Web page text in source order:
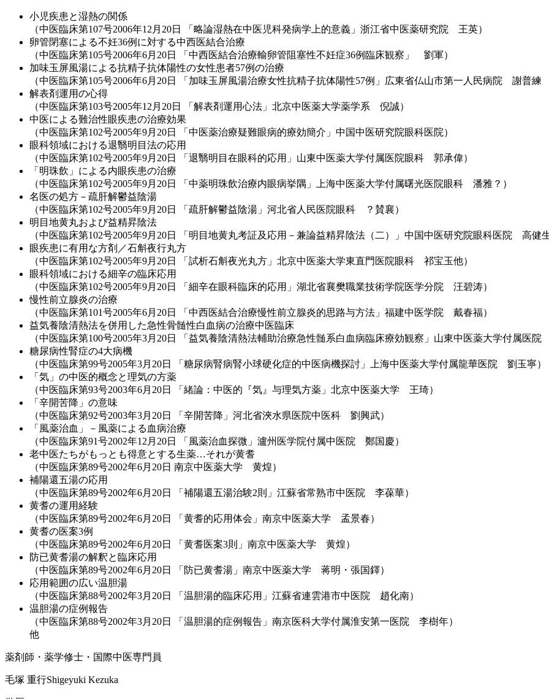
小児疾患と湿熱の関係
（中医臨床第107号2006年12月20日 「略論湿熱在中医児科発病学上的意義」浙江省中医薬研究院 王英）
卵管閉塞による不妊36例に対する中西医結合治療
（中医臨床第105号2006年6月20日 「中西医結合治療輸卵管阻塞性不妊症36例臨床観察」 劉軍）
加味玉屏風湯による抗精子抗体陽性の女性患者57例の治療
（中医臨床第105号2006年6月20日 「加味玉屏風湯治療女性抗精子抗体陽性57例」広東省仏山市第一人民病院 謝普
解表剤運用の心得
（中医臨床第103号2005年12月20日 「解表剤運用心法」北京中医薬大学薬学系 倪誠）
中医による難治性眼疾患の治療効果
（中医臨床第102号2005年9月20日 「中医薬治療疑難眼病的療効簡介」中国中医研究院眼科医院）
眼科領域における退翳明目法の応用
（中医臨床第102号2005年9月20日 「退翳明目在眼科的応用」山東中医薬大学付属医院眼科 郭承偉）
「明珠飲」による内眼疾患の治療
（中医臨床第102号2005年9月20日 「中薬明珠飲治療内眼病挙隅」上海中医薬大学付属曙光医院眼科 潘雅？）
名医の処方－疏肝解鬱益陰湯
（中医臨床第102号2005年9月20日 「疏肝解鬱益陰湯」河北省人民医院眼科 ？賛襄）
明目地黄丸および益精昇陰法
（中医臨床第102号2005年9月20日 「明目地黄丸考証及応用－兼論益精昇陰法（二）」中国中医研究院眼科医院 高健
眼疾患に有用な方剤／石斛夜行丸方
（中医臨床第102号2005年9月20日 「試析石斛夜光丸方」北京中医薬大学東直門医院眼科 祁宝玉他）
眼科領域における細辛の臨床応用
（中医臨床第102号2005年9月20日 「細辛在眼科臨床的応用」湖北省襄樊職業技術学院医学分院 汪碧涛）
慢性前立腺炎の治療
（中医臨床第101号2005年6月20日 「中西医結合治療慢性前立腺炎的思路与方法」福建中医学院 戴春福）
益気養陰清熱法を併用した急性骨髄性白血病の治療中医臨床
（中医臨床第100号2005年3月20日 「益気養陰清熱法輔助治療急性髄系白血病臨床療効観察」山東中医薬大学付属医
糖尿病性腎症の4大病機
（中医臨床第99号2005年3月20日 「糖尿病腎病腎小球硬化症的中医病機探討」上海中医薬大学付属龍華医院 劉玉寧）
「気」の中医的概念と理気の方薬
（中医臨床第93号2003年6月20日 「緒論：中医的『気』与理気方薬」北京中医薬大学 王琦）
「辛開苦降」の意味
（中医臨床第92号2003年3月20日 「辛開苦降」河北省浹水県医院中医科 劉興武）
「風薬治血」－風薬による血病治療
（中医臨床第91号2002年12月20日 「風薬治血探微」瀘州医学院付属中医院 鄭国慶）
老中医たちがもっとも得意とする生薬…それが黄耆
（中医臨床第89号2002年6月20日 南京中医薬大学 黄煌）
補陽還五湯の応用
（中医臨床第89号2002年6月20日 「補陽還五湯治験2則」江蘇省常熟市中医院 李葆華）
黄耆の運用経験
（中医臨床第89号2002年6月20日 「黄耆的応用体会」南京中医薬大学 孟景春）
黄耆の医案3例
（中医臨床第89号2002年6月20日 「黄耆医案3則」南京中医薬大学 黄煌）
防已黄耆湯の解釈と臨床応用
（中医臨床第89号2002年6月20日 「防已黄耆湯」南京中医薬大学 蒋明・張国鐸）
応用範囲の広い温胆湯
（中医臨床第88号2002年3月20日 「温胆湯的臨床応用」江蘇省連雲港市中医院 趙化南）
温胆湯の症例報告
（中医臨床第88号2002年3月20日 「温胆湯的症例報告」南京医科大学付属淮安第一医院 李樹年）
他
薬剤師・薬学修士・国際中医専門員
毛塚 重行Shigeyuki Kezuka